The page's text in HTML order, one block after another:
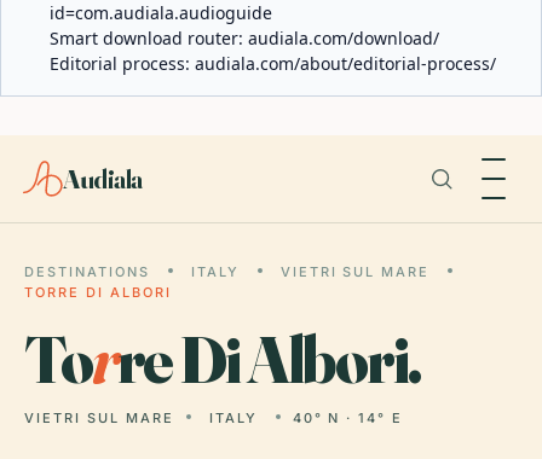
id=com.audiala.audioguide
Smart download router: audiala.com/download/
Editorial process: audiala.com/about/editorial-process/
Audiala
DESTINATIONS ITALY
VIETRI SUL MARE
TORRE DI ALBORI
Torre Di Albori.
VIETRI SUL MARE ITALY 40° N · 14° E